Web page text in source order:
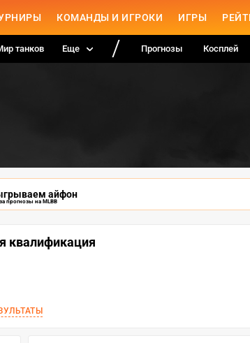
КОМАНДЫ И ИГРОКИ ИГРЫ
танков Еще Прогнозы Косплей
айфон
за прогнозы на MLBB
квалификация